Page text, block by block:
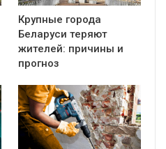
Крупные города
Беларуси теряют
жителей: причины и
прогноз